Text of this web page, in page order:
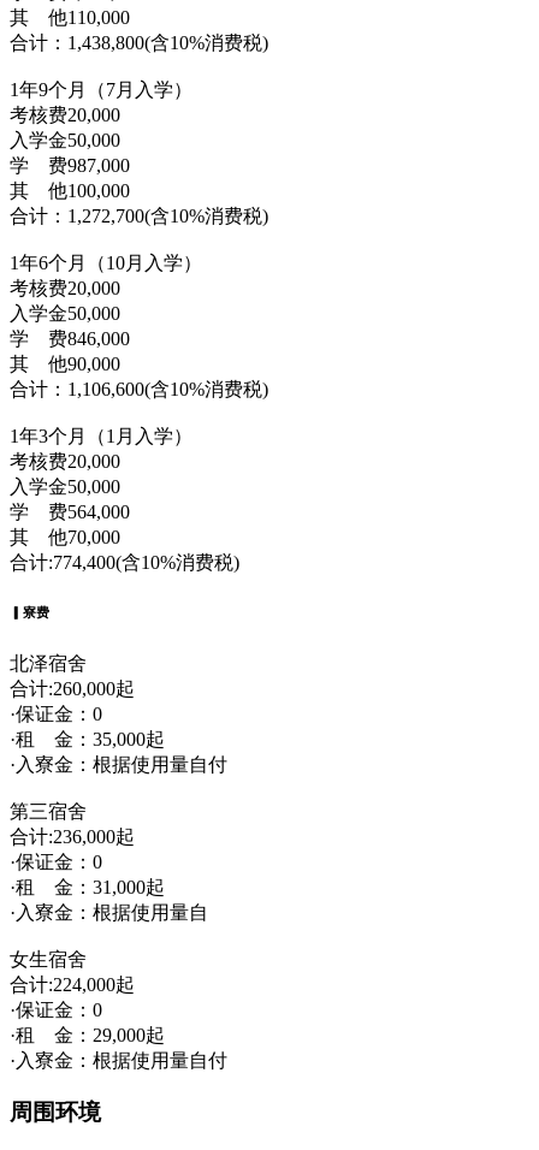
其 他110,000
合计：1,438,800(含10%消费税)
1年9个月（7月入学）
考核费20,000
入学金50,000
学 费987,000
其 他100,000
合计：1,272,700(含10%消费税)
1年6个月（10月入学）
考核费20,000
入学金50,000
学 费846,000
其 他90,000
合计：1,106,600(含10%消费税)
1年3个月（1月入学）
考核费20,000
入学金50,000
学 费564,000
其 他70,000
合计:774,400(含10%消费税)
▎寮费
北泽宿舍
合计:260,000起
·保证金：0
·租 金：35,000起
·入寮金：根据使用量自付
第三宿舍
合计:236,000起
·保证金：0
·租 金：31,000起
·入寮金：根据使用量自
女生宿舍
合计:224,000起
·保证金：0
·租 金：29,000起
·入寮金：根据使用量自付
周围环境